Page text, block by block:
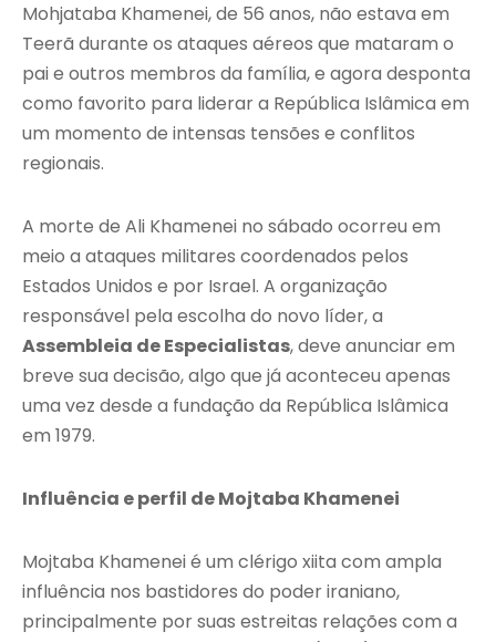
Mohjataba Khamenei, de 56 anos, não estava em
Teerã durante os ataques aéreos que mataram o
pai e outros membros da família, e agora desponta
como favorito para liderar a República Islâmica em
um momento de intensas tensões e conflitos
regionais.
A morte de Ali Khamenei no sábado ocorreu em
meio a ataques militares coordenados pelos
Estados Unidos e por Israel. A organização
responsável pela escolha do novo líder, a
Assembleia de Especialistas, deve anunciar em
breve sua decisão, algo que já aconteceu apenas
uma vez desde a fundação da República Islâmica
em 1979.
Influência e perfil de Mojtaba Khamenei
Mojtaba Khamenei é um clérigo xiita com ampla
influência nos bastidores do poder iraniano,
principalmente por suas estreitas relações com a